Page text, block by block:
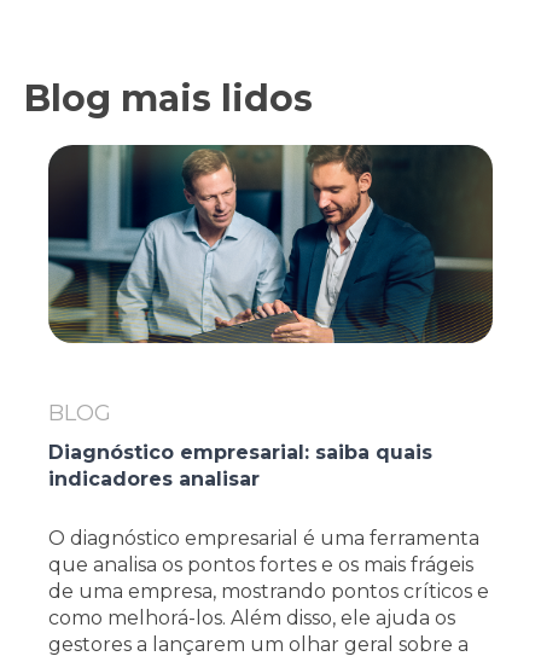
Blog mais lidos
BLOG
Diagnóstico empresarial: saiba quais
indicadores analisar
O diagnóstico empresarial é uma ferramenta
que analisa os pontos fortes e os mais frágeis
de uma empresa, mostrando pontos críticos e
como melhorá-los. Além disso, ele ajuda os
gestores a lançarem um olhar geral sobre a